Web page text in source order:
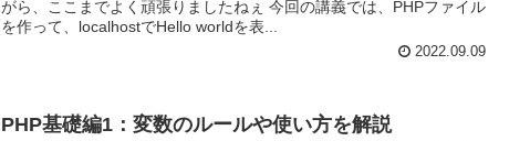
がら、ここまでよく頑張りましたねぇ 今回の講義では、PHPファイル
を作って、localhostでHello worldを表...
2022.09.09
PHP基礎編1：変数のルールや使い方を解説